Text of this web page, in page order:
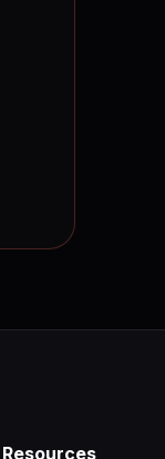
Resources